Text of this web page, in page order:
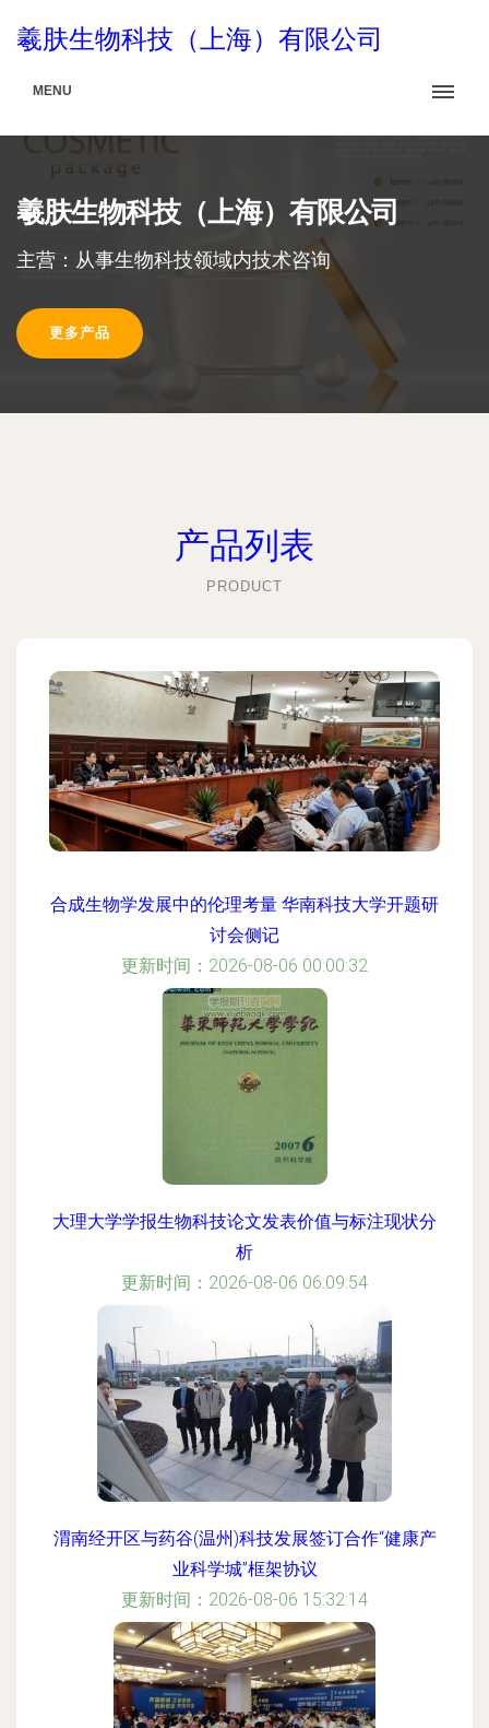
羲肤生物科技（上海）有限公司
MENU
羲肤生物科技（上海）有限公司
主营：从事生物科技领域内技术咨询
更多产品
产品列表
PRODUCT
合成生物学发展中的伦理考量 华南科技大学开题研
讨会侧记
更新时间：2026-08-06 00:00:32
大理大学学报生物科技论文发表价值与标注现状分
析
更新时间：2026-08-06 06:09:54
渭南经开区与药谷(温州)科技发展签订合作“健康产
业科学城”框架协议
更新时间：2026-08-06 15:32:14